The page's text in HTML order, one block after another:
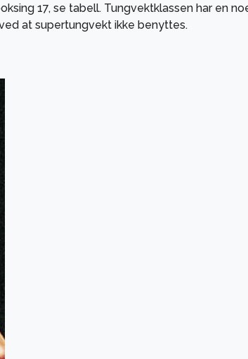
17, se tabell. Tungvektklassen har en
at supertungvekt ikke benyttes.